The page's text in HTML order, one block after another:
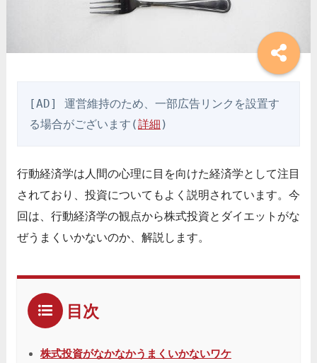
[AD] 運営維持のため、一部広告リンクを設置す
る場合がございます(詳細 )
行動経済学は人間の心理に目を向けた経済学として注目
されており、投資についてもよく説明されています。今
回は、行動経済学の観点から株式投資とダイエットがな
ぜうまくいかないのか、解説します。
目次
株式投資がなかなかうまくいかないワケ